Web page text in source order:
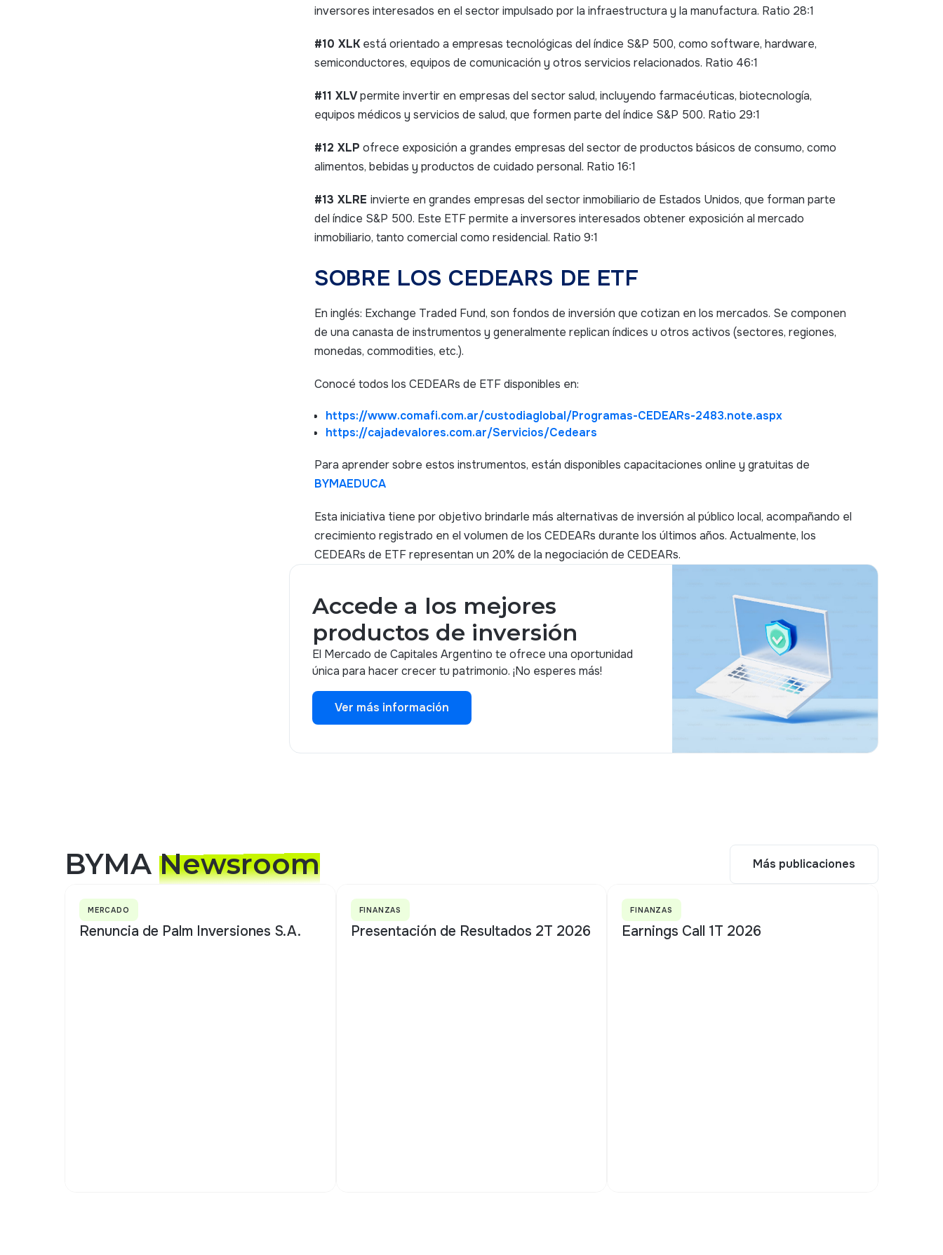
inversores interesados en el sector impulsado por la infraestructura y la manufactura. Ratio 28:1
#10 XLKestá orientado a empresas tecnológicas del índice S&P 500, como software, hardware,
semiconductores, equipos de comunicación y otros servicios relacionados. Ratio 46:1
#11 XLVpermite invertir en empresas del sector salud, incluyendo farmacéuticas, biotecnología,
equipos médicos y servicios de salud, que formen parte del índice S&P 500. Ratio 29:1
#12 XLP ofrece exposición a grandes empresas del sector de productos básicos de consumo, como
alimentos, bebidas y productos de cuidado personal. Ratio 16:1
#13 XLRE invierte en grandes empresas del sector inmobiliario de Estados Unidos, que forman parte
del índice S&P 500. Este ETF permite a inversores interesados obtener exposición al mercado
inmobiliario, tanto comercial como residencial. Ratio 9:1
SOBRE LOS CEDEARS DE ETF
En inglés: Exchange Traded Fund, son fondos de inversión que cotizan en los mercados. Se componen
de una canasta de instrumentos y generalmente replican índices u otros activos (sectores, regiones,
monedas, commodities, etc.).
Conocé todos los CEDEARs de ETF disponibles en:
https://www.comafi.com.ar/custodiaglobal/Programas-CEDEARs-2483.note.aspx
https://cajadevalores.com.ar/Servicios/Cedears
Para aprender sobre estos instrumentos, están disponibles capacitaciones online y gratuitas de
BYMAEDUCA
Esta iniciativa tiene por objetivo brindarle más alternativas de inversión al público local, acompañando el
crecimiento registrado en el volumen de los CEDEARs durante los últimos años. Actualmente, los
CEDEARs de ETF representan un 20% de la negociación de CEDEARs.
Accede a los mejores
productos de inversión
El Mercado de Capitales Argentino te ofrece una oportunidad
única para hacer crecer tu patrimonio. ¡No esperes más!
Ver más información
BYMA Newsroom Más publicaciones
MERCADO
Renuncia de Palm Inversiones S.A.
FINANZAS
Presentación de Resultados 2T 2026
FINANZAS
Earnings Call 1T 2026